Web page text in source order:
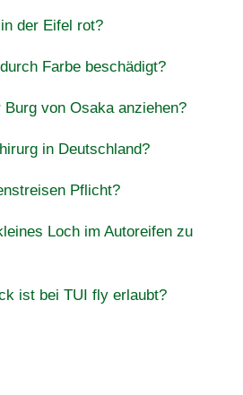
der Eifel rot?
Farbe beschädigt?
von Osaka anziehen?
in Deutschland?
Pflicht?
Loch im Autoreifen zu
ist bei TUI fly erlaubt?